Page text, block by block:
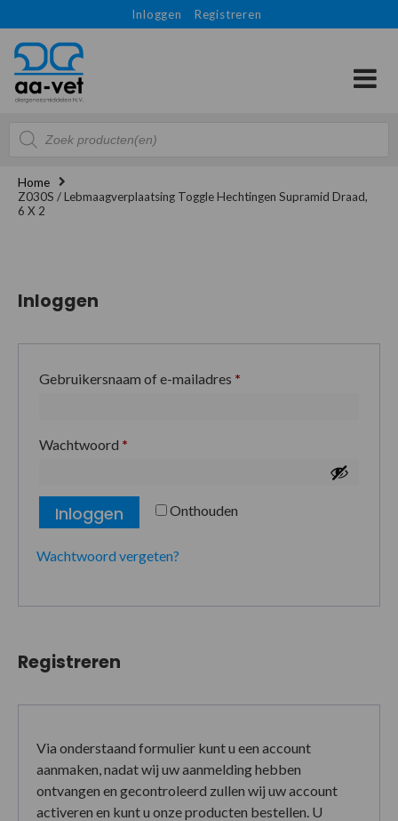
Inloggen Registreren
Producten
zoeken
Home
Z030S / Lebmaagverplaatsing Toggle Hechtingen Supramid Draad,
6 X 2
Inloggen
Gebruikersnaam of e-mailadres *
Wachtwoord *
Onthouden
Inloggen
Wachtwoord vergeten?
Registreren
Via onderstaand formulier kunt u een account
aanmaken, nadat wij uw aanmelding hebben
ontvangen en gecontroleerd zullen wij uw account
activeren en kunt u onze producten bestellen. U